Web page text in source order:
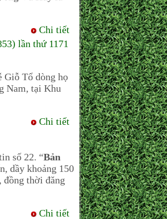
Chi tiết
lần thứ 1171
Giỗ Tổ dòng họ
Nam, tại Khu
Chi tiết
số 22. “Bản
dầy khoảng 150
đồng thời đăng
Chi tiết